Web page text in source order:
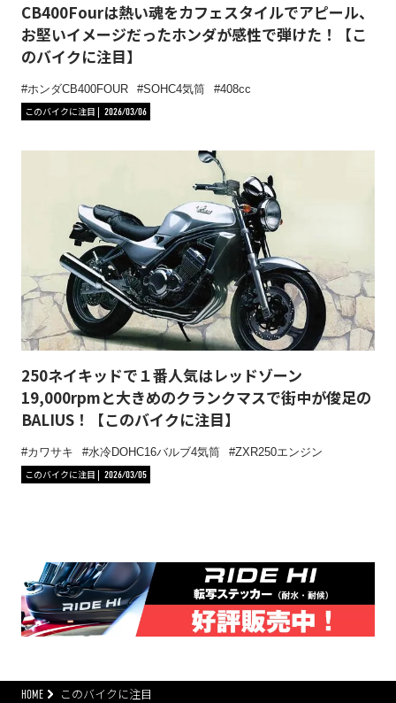
CB400Fourは熱い魂をカフェスタイルでアピール、
お堅いイメージだったホンダが感性で弾けた！【こ
のバイクに注目】
ホンダCB400FOUR SOHC4気筒
408cc
このバイクに注目
2026/03/06
250ネイキッドで１番人気はレッドゾーン
19,000rpmと大きめのクランクマスで街中が俊足の
BALIUS！【このバイクに注目】
カワサキ 水冷DOHC16バルブ4気筒
ZXR250エンジン
このバイクに注目
2026/03/05
HOME
このバイクに注目